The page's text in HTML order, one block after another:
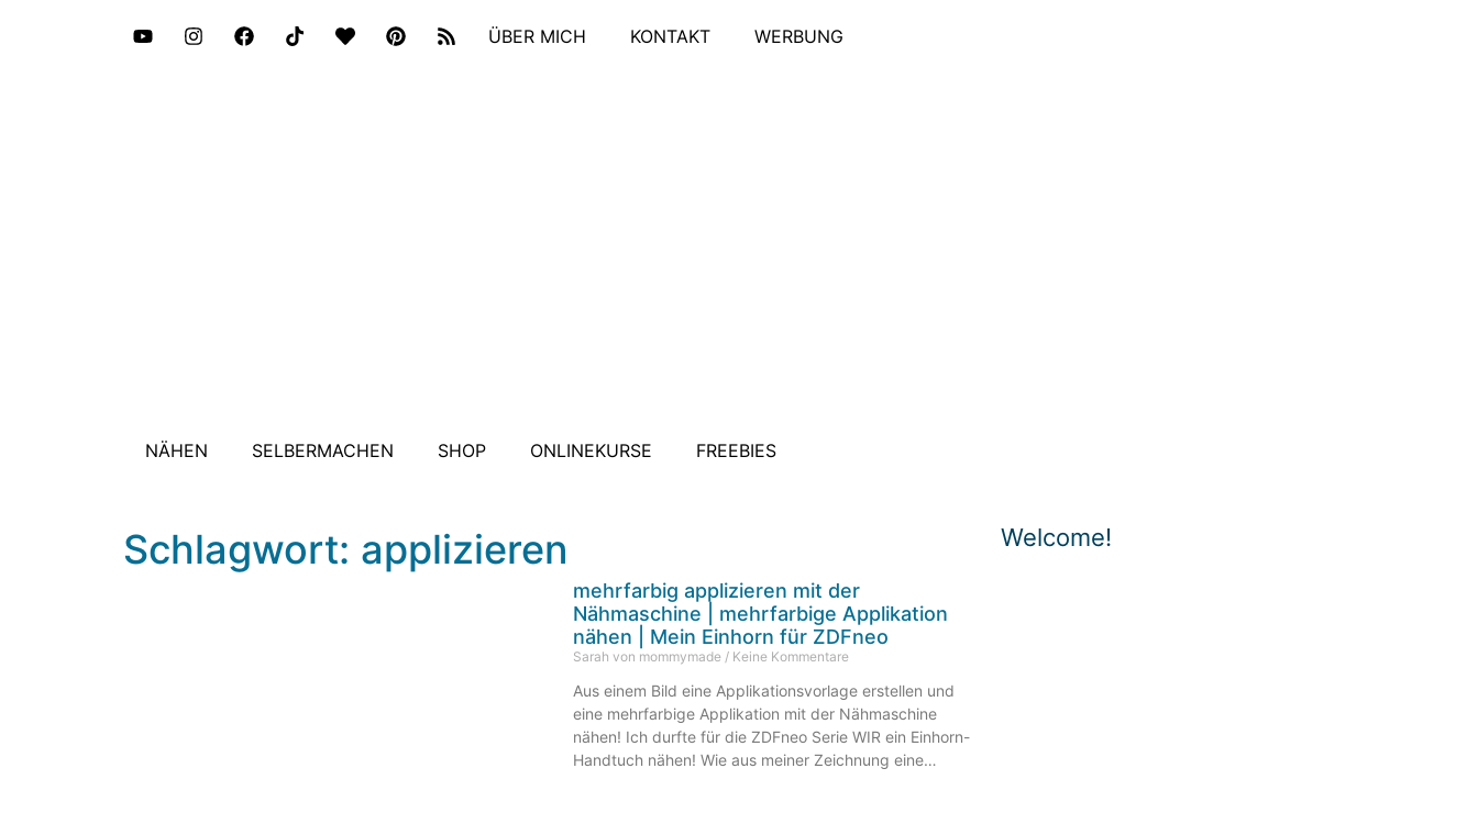
ÜBER MICH KONTAKT WERBUNG
NÄHEN SELBERMACHEN SHOP ONLINEKURSE FREEBIES
Welcome!
Schlagwort: applizieren
mehrfarbig applizieren mit der
Nähmaschine | mehrfarbige Applikation
nähen | Mein Einhorn für ZDFneo
Sarah von mommymade Keine Kommentare
Aus einem Bild eine Applikationsvorlage erstellen und
eine mehrfarbige Applikation mit der Nähmaschine
nähen! Ich durfte für die ZDFneo Serie WIR ein Einhorn-
Handtuch nähen! Wie aus meiner Zeichnung eine